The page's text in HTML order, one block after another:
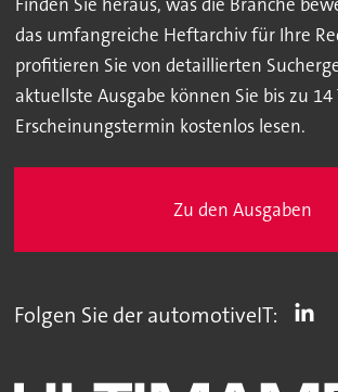
das umfangreiche Heftarchiv für Ihre
profitieren Sie von detaillierten
aktuellste Ausgabe können Sie bis zu 14
Erscheinungstermin kostenlos lesen.
Zu den Ausgaben
Folgen Sie der automotiveIT: